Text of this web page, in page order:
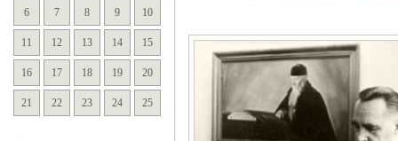
6 7 8 9 10
11 12 13 14 15
16 17 18 19 20
21 22 23 24 25